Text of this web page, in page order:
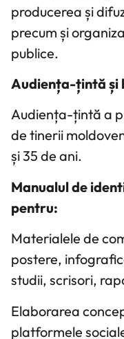
producerea și
precum și
publice.
Audiența-țintă și
Audiența-țintă a
de tinerii
și 35 de ani.
Manualul de
pentru:
Materialele de
postere,
studii, scrisori,
Elaborarea
platformele